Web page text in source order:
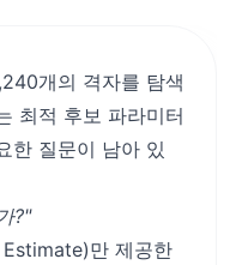
개의 격자를 탐색
최적 후보 파라미터
한 질문이 남아 있
?"
만 제공한